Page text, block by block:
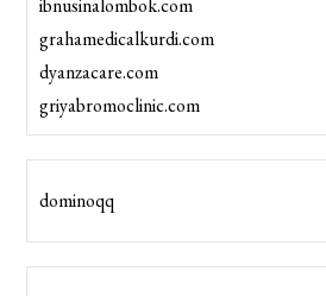
ibnusinalombok.com
grahamedicalkurdi.com
dyanzacare.com
griyabromoclinic.com
dominoqq